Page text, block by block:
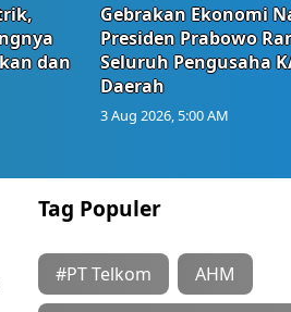
dan
Gebrakan Ekonomi
Presiden Prabowo
Seluruh Pengusaha
Daerah
3 Aug 2026, 5:00 AM
Tag Populer
#PT Telkom AHM